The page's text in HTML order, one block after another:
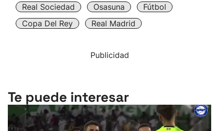
Real Sociedad Osasuna
Fútbol
Copa Del Rey
Real Madrid
Publicidad
Te puede interesar